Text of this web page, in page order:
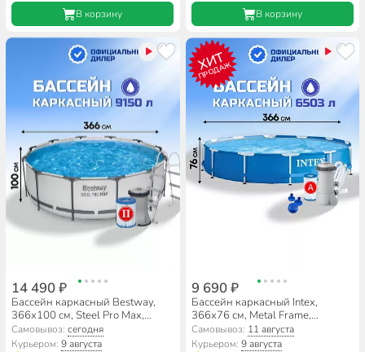
В корзину В корзину
14 490 ₽
Бассейн каркасный Bestway,
366х100 см, Steel Pro Max,
56418BW, фильтр-насос,
лестница, 9150 л, картридж
Самовывоз:сегодня
Курьером:9 августа
ХИТ
ПРОДАЖ
9 690 ₽
Бассейн каркасный Intex,
366х76 см, Metal Frame,
28212NP, фильтр-насос, 6503
л, сливной клапан
Самовывоз: 11 августа
Курьером: 9 августа